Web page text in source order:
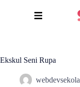
Ekskul Seni Rupa